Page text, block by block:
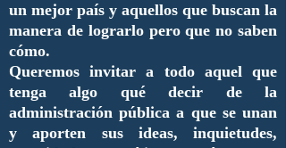
un mejor país y aquellos que buscan la
manera de lograrlo pero que no saben
cómo.
Queremos invitar a todo aquel que
tenga algo qué decir de la
administración pública a que se unan
y aporten sus ideas, inquietudes,